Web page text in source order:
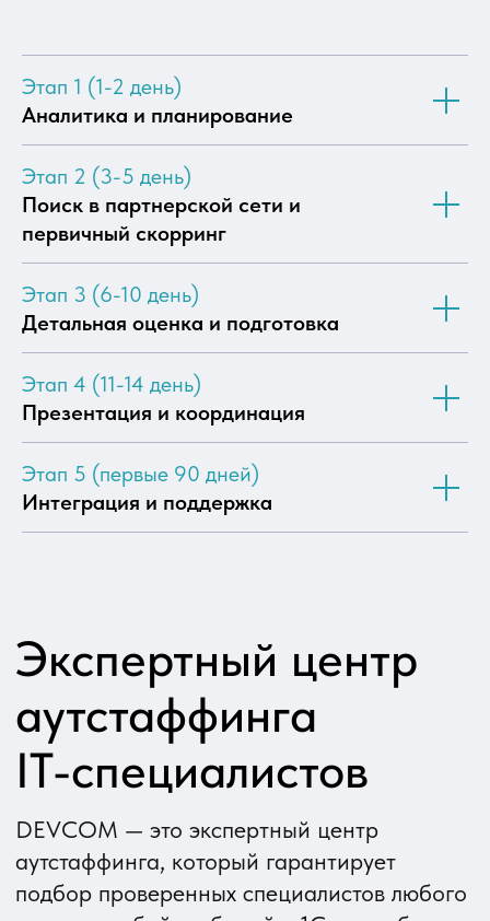
Этап 1 (1-2 день)
Аналитика и планирование
Этап 2 (3-5 день)
Поиск в партнерской сети и
первичный скорринг
Этап 3 (6-10 день)
Детальная оценка и подготовка
Этап 4 (11-14 день)
Презентация и координация
Этап 5 (первые 90 дней)
Интеграция и поддержка